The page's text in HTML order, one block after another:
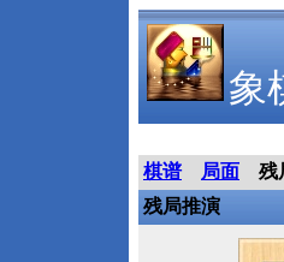
象
棋谱 局面
残
残局推演